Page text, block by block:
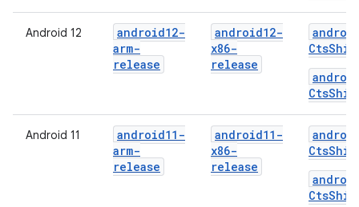
Android 12
android12-
arm-
release
android12-
x86-
release
Android 11
android11-
arm-
release
android11-
x86-
release